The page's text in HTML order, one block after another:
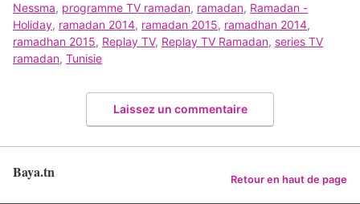
Nessma, programme TV ramadan, ramadan, Ramadan -
Holiday, ramadan 2014, ramadan 2015, ramadhan 2014,
ramadhan 2015, Replay TV, Replay TV Ramadan, series TV
ramadan, Tunisie
Laissez un commentaire
Baya.tn Retour en haut de page